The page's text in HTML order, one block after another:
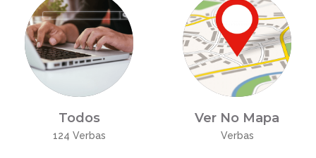
Todos
124 Verbas
Ver No Mapa
Verbas